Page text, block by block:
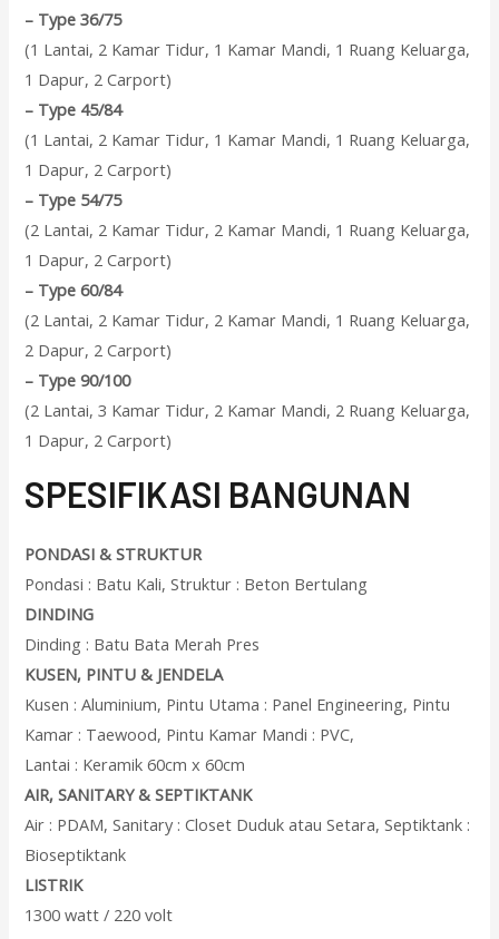
– Type 36/75
(1 Lantai, 2 Kamar Tidur, 1 Kamar Mandi, 1 Ruang Keluarga,
1 Dapur, 2 Carport)
– Type 45/84
(1 Lantai, 2 Kamar Tidur, 1 Kamar Mandi, 1 Ruang Keluarga,
1 Dapur, 2 Carport)
– Type 54/75
(2 Lantai, 2 Kamar Tidur, 2 Kamar Mandi, 1 Ruang Keluarga,
1 Dapur, 2 Carport)
– Type 60/84
(2 Lantai, 2 Kamar Tidur, 2 Kamar Mandi, 1 Ruang Keluarga,
2 Dapur, 2 Carport)
– Type 90/100
(2 Lantai, 3 Kamar Tidur, 2 Kamar Mandi, 2 Ruang Keluarga,
1 Dapur, 2 Carport)
SPESIFIKASI BANGUNAN
PONDASI & STRUKTUR
Pondasi : Batu Kali, Struktur : Beton Bertulang
DINDING
Dinding : Batu Bata Merah Pres
KUSEN, PINTU & JENDELA
Kusen : Aluminium, Pintu Utama : Panel Engineering, Pintu
Kamar : Taewood, Pintu Kamar Mandi : PVC,
Lantai : Keramik 60cm x 60cm
AIR, SANITARY & SEPTIKTANK
Air : PDAM, Sanitary : Closet Duduk atau Setara, Septiktank :
Bioseptiktank
LISTRIK
1300 watt / 220 volt